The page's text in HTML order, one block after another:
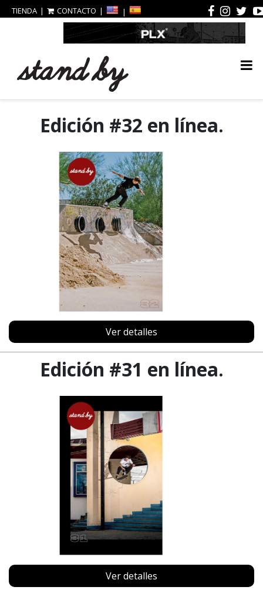
TIENDA CONTACTO
Edición #32 en línea.
Ver detalles
Edición #31 en línea.
Ver detalles